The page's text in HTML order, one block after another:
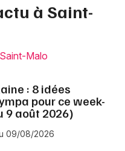
à Saint-
Malo
: 8 idées
pour ce week-
9 août 2026)
09/08/2026